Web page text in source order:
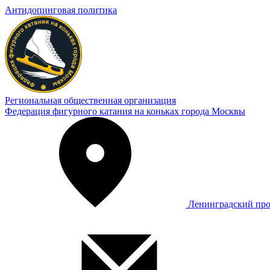
Антидопинговая политика
Региональная общественная организация
Федерация фигурного катания на коньках города Москвы
Ленинградский